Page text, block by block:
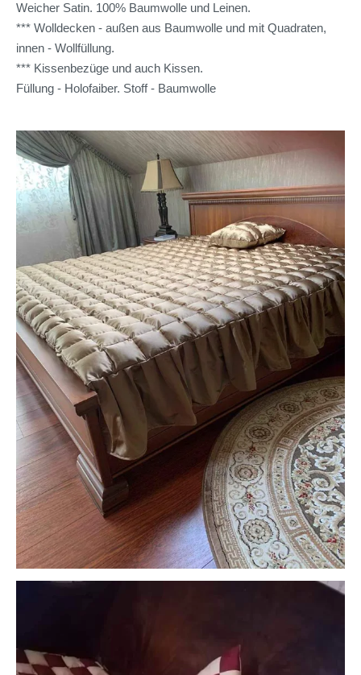
Weicher Satin. 100% Baumwolle und Leinen.
*** Wolldecken - außen aus Baumwolle und mit Quadraten,
innen - Wollfüllung.
*** Kissenbezüge und auch Kissen.
Füllung - Holofaiber. Stoff - Baumwolle